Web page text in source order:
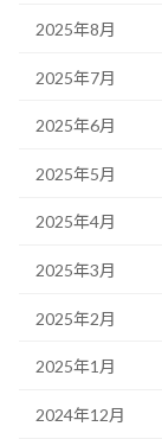
2025年8月
2025年7月
2025年6月
2025年5月
2025年4月
2025年3月
2025年2月
2025年1月
2024年12月